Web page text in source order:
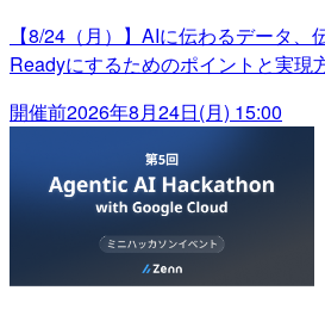
【8/24（月）】AIに伝わるデータ、
Readyにするためのポイントと実現
開催前2026年8月24日(月) 15:00